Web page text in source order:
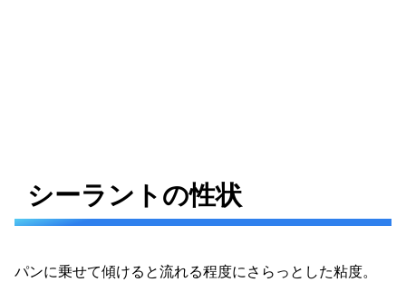
シーラントの性状
パンに乗せて傾けると流れる程度にさらっとした粘度。